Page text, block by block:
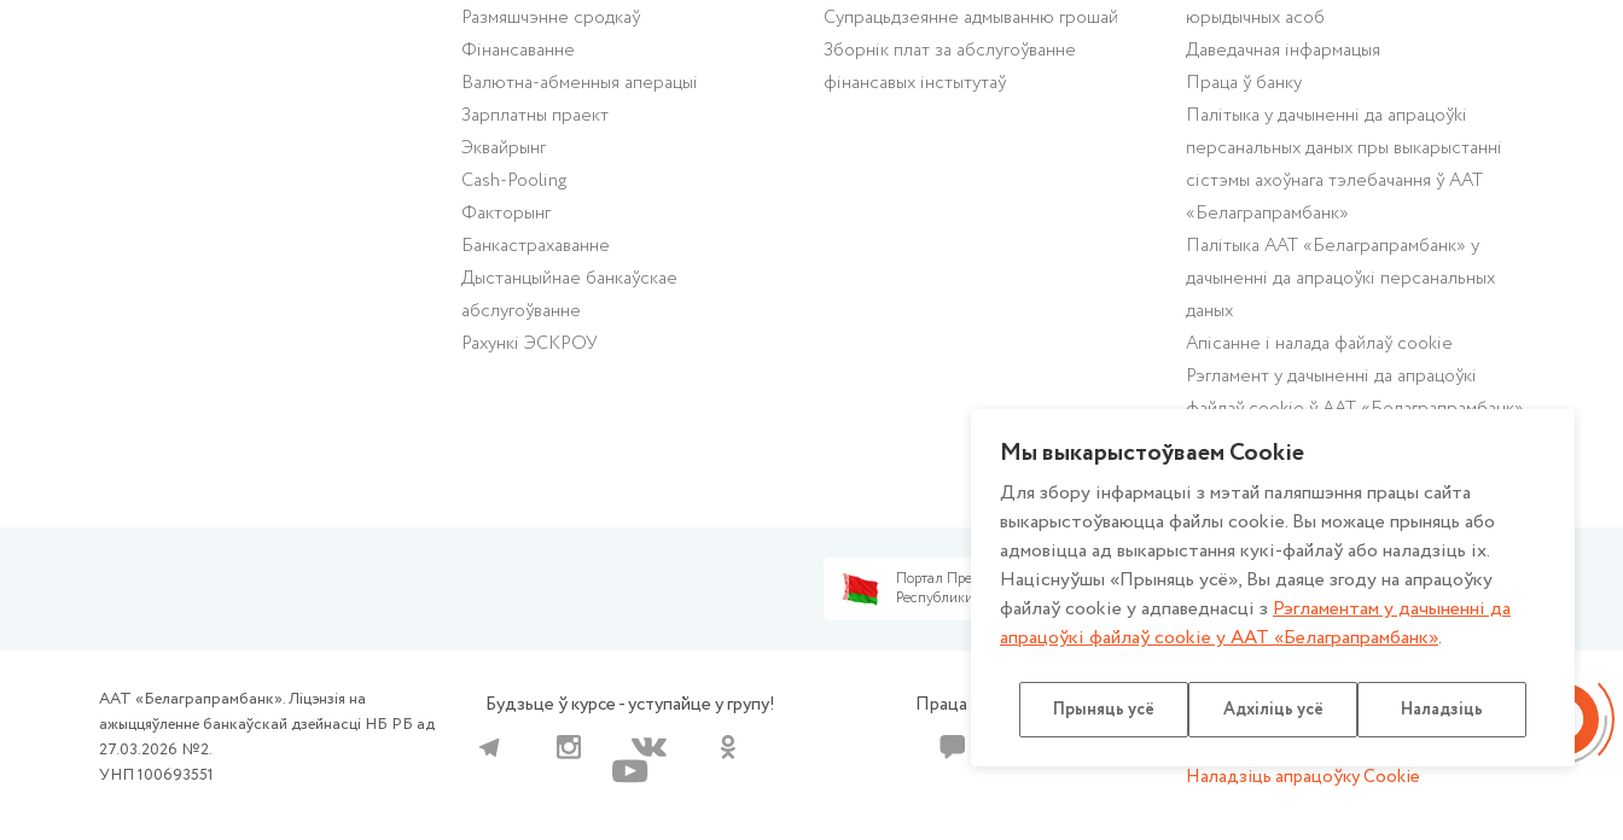
Размяшчэнне сродкаў
Фінансаванне
Валютна-абменныя аперацыі
Зарплатны праект
Эквайрынг
Cash-Pooling
Факторынг
Банкастрахаванне
Дыстанцыйнае банкаўскае
абслугоўванне
Рахункі ЭСКРОУ
Супрацьдзеянне адмыванню грошай
Зборнік плат за абслугоўванне
фінансавых інстытутаў
юрыдычных асоб
Даведачная інфармацыя
Праца ў банку
Палітыка у дачыненнi да апрацоўki
персанальных даных пры выкарыстаннi
сiстэмы ахоўнага тэлебачання ў ААТ
«Белаграпрамбанк»
Палітыка ААТ «Белаграпрамбанк» у
дачыненні да апрацоўкі персанальных
даных
Апісанне і налада файлаў cookie
Рэгламент у дачыненні да апрацоўкі
файлаў cookie ў ААТ «Белаграпрамбанк»
Палiтыка прыватнасцi для мабільных
Портал Президента
Республики Беларусь
Национальный Банк
Республики Беларусь
Год беларускай
ААТ «Белаграпрамбанк». Ліцэнзія на
ажыццяўленне банкаўскай дзейнасці НБ РБ ад
27.03.2026 №2.
УНП 100693551
Будзьце ў курсе - уступайце у групу! Праца са зваротамі
Распрацоўка сайта: Медыя Лайн
Карта сайта
Наладзіць апрацоўку Cookie
Мы выкарыстоўваем Cookie
Для збору інфармацыі з мэтай паляпшэння працы сайта
выкарыстоўваюцца файлы cookie. Вы можаце прыняць або
адмовіцца ад выкарыстання кукі-файлаў або наладзіць іх.
Націснуўшы «Прыняць усё», Вы даяце згоду на апрацоўку
файлаў cookie у адпаведнасці з Рэгламентам у дачыненнi да
апрацоўкі файлаў cookie у ААТ «Белаграпрамбанк».
Прыняць усё Адхіліць усё Наладзіць